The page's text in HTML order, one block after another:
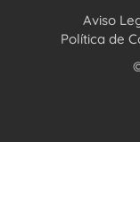
Aviso
Política de